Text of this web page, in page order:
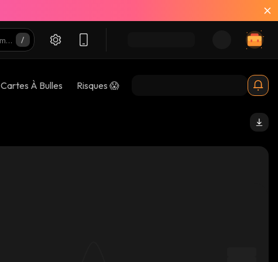
Cartes À Bulles Risques 😱